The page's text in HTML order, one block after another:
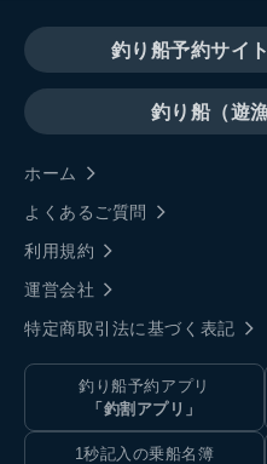
釣り船予約サイ
釣り船（遊
ホーム
よくあるご質問
利用規約
運営会社
特定商取引法に基づく表記
釣り船予約アプリ
「釣割アプリ」
1秒記入の乗船名簿